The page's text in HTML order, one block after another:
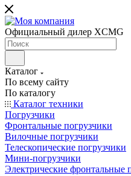
Официальный дилер XCMG
Каталог
По всему сайту
По каталогу
Каталог техники
Погрузчики
Фронтальные погрузчики
Вилочные погрузчики
Телескопические погрузчики
Мини-погрузчики
Электрические фронтальные